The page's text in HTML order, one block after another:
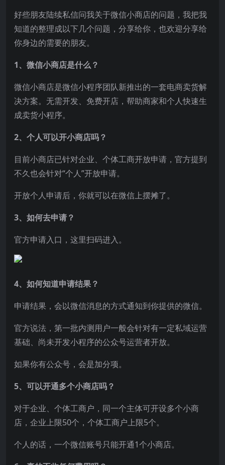
好些朋友陆续私信问我关于微信小商店的问题，我把我
知道的整理成以下几个问题，分享给你，也欢迎分享给
你身边的需要的朋友。
1、微信小商店是什么？
微信小商店是微信小程序团队新推出的一套电商卖货解
决方案。无需开发、免费开店，帮助商家和个人快速生
成卖货小程序。
2、个人可以开小商店吗？
目前小商店已针对企业、个体工商开放申请，官方提到
不久也会针对“个人”开放申请。
开放个人申请后，你就可以在微信上摆摊了。
3、如何去申请？
官方申请入口，这里扫码进入。
4、如何知道申请结果？
申请结果，会以微信消息的方式通知到你提供的微信。
官方说法，第一批内测用户一般会针对有一定私域运营
基础、尚未开发小程序的公众号运营者开放。
如果你有公众号，会是加分项。
5、可以开通多个小商店吗？
对于企业、个体工商户，同一个主体可开设多个小商
店，企业上限50个，个体工商户上限5个。
个人的话，一个微信账号只能开通1个小商店。